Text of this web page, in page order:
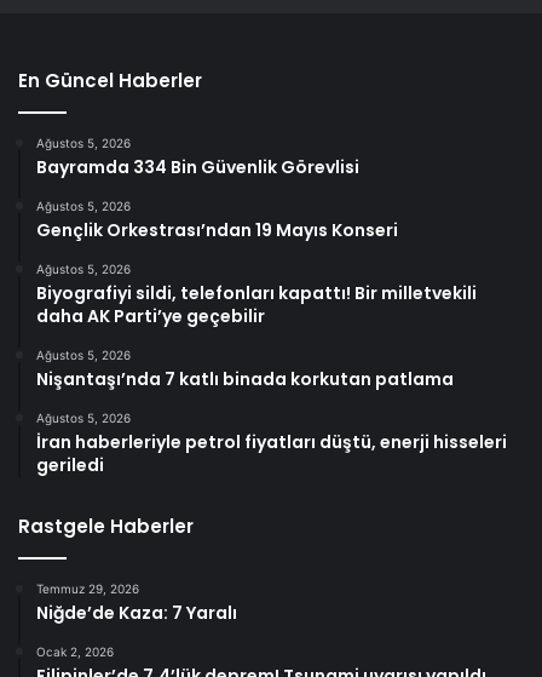
En Güncel Haberler
Ağustos 5, 2026
Bayramda 334 Bin Güvenlik Görevlisi
Ağustos 5, 2026
Gençlik Orkestrası’ndan 19 Mayıs Konseri
Ağustos 5, 2026
Biyografiyi sildi, telefonları kapattı! Bir milletvekili
daha AK Parti’ye geçebilir
Ağustos 5, 2026
Nişantaşı’nda 7 katlı binada korkutan patlama
Ağustos 5, 2026
İran haberleriyle petrol fiyatları düştü, enerji hisseleri
geriledi
Rastgele Haberler
Temmuz 29, 2026
Niğde’de Kaza: 7 Yaralı
Ocak 2, 2026